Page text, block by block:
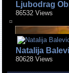
Ljubodrag
86532 Views
Natalija
80628 Views